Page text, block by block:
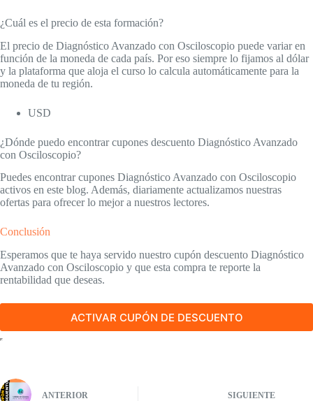
¿Cuál es el precio de esta formación?
El precio de Diagnóstico Avanzado con Osciloscopio puede variar en
función de la moneda de cada país. Por eso siempre lo fijamos al dólar
y la plataforma que aloja el curso lo calcula automáticamente para la
moneda de tu región.
USD
¿Dónde puedo encontrar cupones descuento Diagnóstico Avanzado
con Osciloscopio?
Puedes encontrar cupones Diagnóstico Avanzado con Osciloscopio
activos en este blog. Además, diariamente actualizamos nuestras
ofertas para ofrecer lo mejor a nuestros lectores.
Conclusión
Esperamos que te haya servido nuestro cupón descuento Diagnóstico
Avanzado con Osciloscopio y que esta compra te reporte la
rentabilidad que deseas.
ACTIVAR CUPÓN DE DESCUENTO
ANTERIOR SIGUIENTE